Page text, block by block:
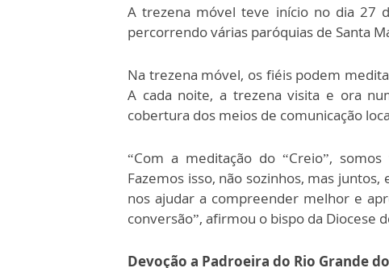
A trezena móvel teve início no dia 27
percorrendo várias paróquias de Santa
Na trezena móvel, os fiéis podem
A cada noite, a trezena visita e ora
cobertura dos meios de comunicação
“Com a meditação do “Creio”,
Fazemos isso, não sozinhos, mas
nos ajudar a compreender melhor e
conversão”, afirmou o bispo da Diocese
Devoção a Padroeira do Rio Grande